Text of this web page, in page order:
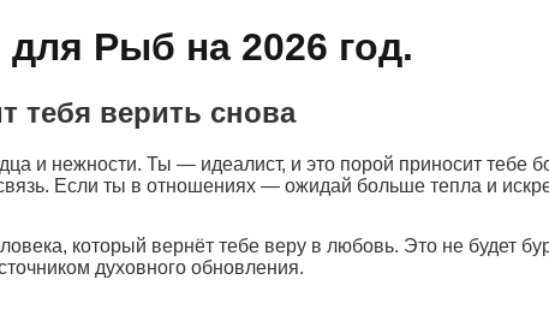
Рыб на 2026 год.
тебя верить снова
и нежности. Ты — идеалист, и это порой приносит тебе
Если ты в отношениях — ожидай больше тепла и
который вернёт тебе веру в любовь. Это не будет
духовного обновления.